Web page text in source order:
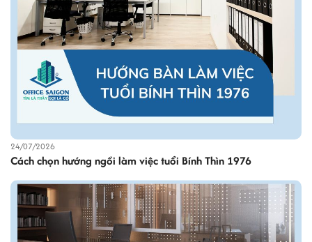
24/07/2026
Cách chọn hướng ngồi làm việc tuổi Bính Thìn 1976